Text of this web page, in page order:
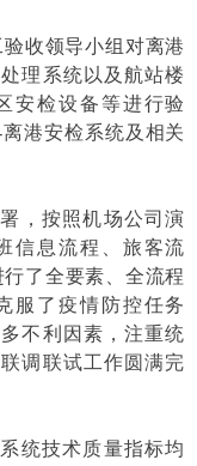
收领导小组对离港
理系统以及航站楼
安检设备等进行验
港安检系统及相关
，按照机场公司演
信息流程、旅客流
了全要素、全流程
服了疫情防控任务
不利因素，注重统
调联试工作圆满完
统技术质量指标均